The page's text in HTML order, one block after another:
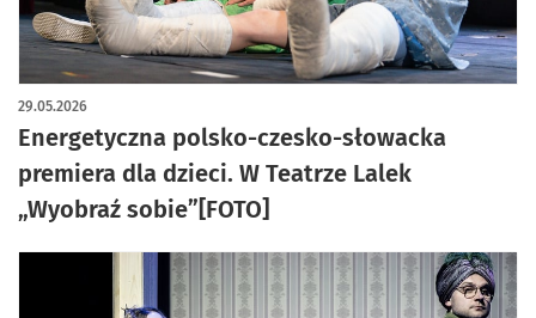
Energetyczna polsko-czesko-słowacka
premiera dla dzieci. W Teatrze Lalek
„Wyobraź sobie”[FOTO]
29.05.2026
artykuł z galerią zdjęć